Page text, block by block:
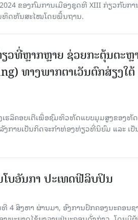
ຂອງ​ກົມ​ການ​ເມື​ອງ​ຊຸດ​ທີ XIII ກ່ຽວ​ກັບ​ກ
ມ​ທິດ​ທັນ​ສະ​ໄໝ​ໂດຍ​ພື້ນ​ຖານ.
ວທີ່ຫຼາກຫຼາຍ ຊ່ວຍກະຕຸ້ນຕະຫຼ
ທາງພາກຕາເວັນຕົກສ່ຽງໃຕ້
ຮລິຄອບເຕີເພື່ອຊົມທິວທັດແບບມຸມສູງຂອງທັ
ກາຍເປັນກິດຈະກຳທ່ອງທ່ຽວທີ່ນິຍົມ ແລະ ເປັ
ໂບ​ອັນກາ ປະເທດຟີລິບປິນ
4 ສິງ​ຫາ ຜ່ານມາ, ອົງການ​ປົກ​ຄອງນະຄອນຊ